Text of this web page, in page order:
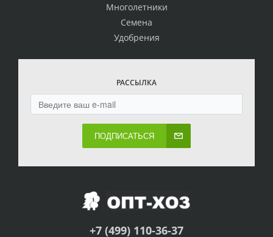
Многолетники
Семена
Удобрения
РАССЫЛКА
ПОДПИСАТЬСЯ
+7 (499) 110-36-37